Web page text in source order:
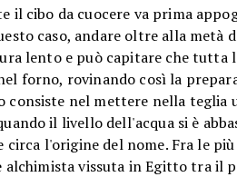
il cibo da cuocere va prima
caso, andare oltre alla metà
lento e può capitare che
forno, rovinando così la
consiste nel mettere nella
il livello dell'acqua si è
circa l'origine del nome. Fra le
alchimista vissuta in Egitto tra il